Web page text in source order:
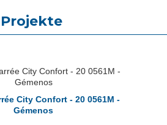
City Confort - 20 0561M -
Gémenos